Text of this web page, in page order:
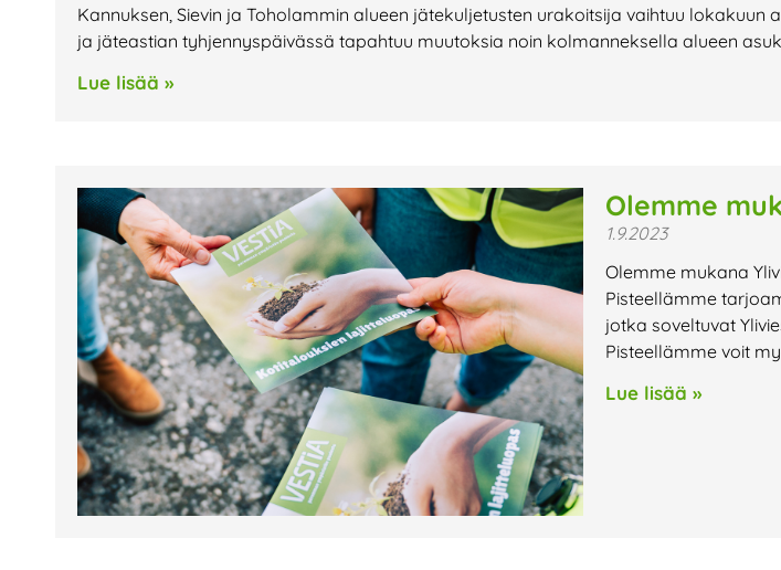
Kannuksen, Sievin ja Toholammin alueen jätekuljetusten urakoitsija vaihtuu
ja jäteastian tyhjennyspäivässä tapahtuu muutoksia noin kolmanneksella alueen
Lue lisää »
Olemme
1.9.2023
Olemme mukana
Pisteellämme
jotka soveltuvat
Pisteellämme voit
Lue lisää »